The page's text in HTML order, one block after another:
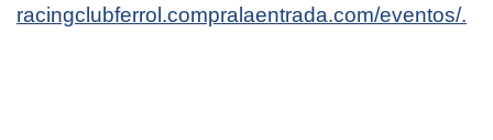
racingclubferrol.compralaentrada.com/eventos/.